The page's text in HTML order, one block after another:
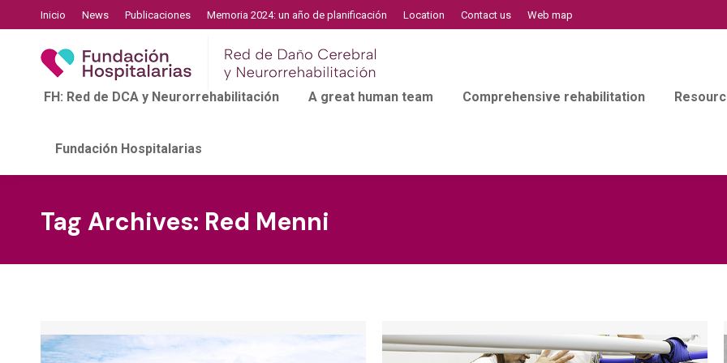
Inicio News Publicaciones Memoria 2024: un año de planificación Location Contact us Web map
FH: Red de DCA y Neurorrehabilitación A great human team Comprehensive rehabilitation
Fundación Hospitalarias
Tag Archives: Red Menni